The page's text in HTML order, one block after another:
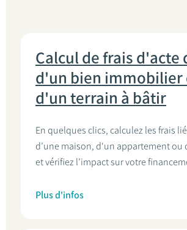
Calcul de frais d'acte
d'un bien immobilier
d'un terrain à bâtir
En quelques clics, calculez les frais
d’une maison, d'un appartement ou
et vérifiez l’impact sur votre
Plus d'infos